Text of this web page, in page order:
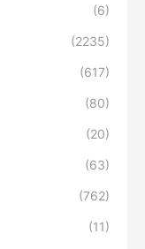
(6)
(2235)
(617)
(80)
(20)
(63)
(762)
(11)